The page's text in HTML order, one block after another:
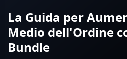
La Guida per
Medio dell'Ordine
Bundle